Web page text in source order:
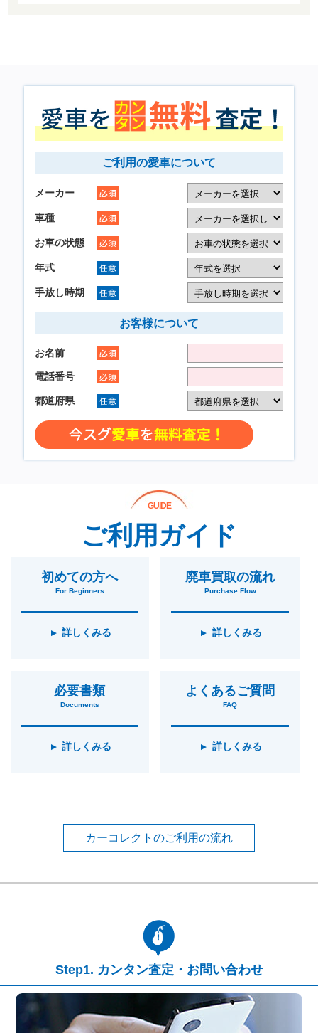
GUIDE
ご利用ガイド
初めての方へ
For Beginners
詳しくみる
廃車買取の流れ
Purchase Flow
詳しくみる
必要書類
Documents
詳しくみる
よくあるご質問
FAQ
詳しくみる
カーコレクトのご利用の流れ
カンタン査定・お問い合わせ